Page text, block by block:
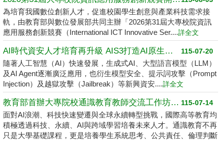
為培育我國數位創新人才，促進校園學生創意與產業科技需求接
軌，由教育部與數位發展部共同主辦「2026第31屆大專校院資訊
應用服務創新競賽（International ICT Innovative Ser....詳全文
115-07-20
AI時代資安人才培育再升級 AIS3打造AI原生資安學習環境
隨著人工智慧（AI）快速發展，生成式AI、大型語言模型（LLM）
及AI Agent逐漸廣泛應用，也衍生模型安全、提示詞攻擊（Prompt
Injection）及越獄攻擊（Jailbreak）等新興資安....詳全文
115-07-14
教育部首辦大專院校通識教育教師交流工作坊 邁向2050共創未來永續大學
面對AI浪潮、科技快速變遷與全球永續轉型挑戰，國際高等教育均
積極透過科技、永續、AI與跨域學習培養未來人才。通識教育不再
只是大學基礎課程，更是培養學生系統思考、公共責任、倫理判斷